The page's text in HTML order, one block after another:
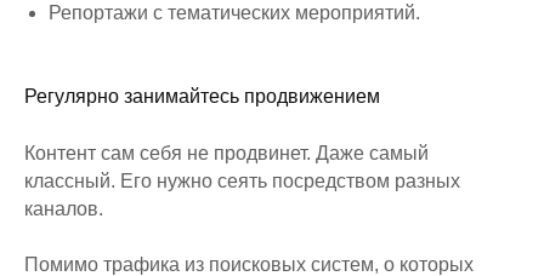
Репортажи с тематических мероприятий.
Регулярно занимайтесь продвижением
Контент сам себя не продвинет. Даже самый
классный. Его нужно сеять посредством разных
каналов.
Помимо трафика из поисковых систем, о которых